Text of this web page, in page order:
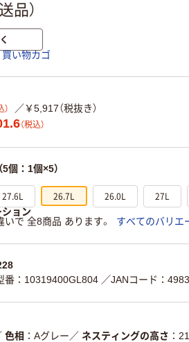
品）
買い物カゴ
）
／￥5,917（税抜き）
（税込）
個：1個×5）
27.6L 26.7L 26.0L 27L
ョン
いで 全8商品 あります。
すべてのバリエ
番：10319400GL804 ／JANコード：
色相 Aグレー ／ ネスティングの高さ